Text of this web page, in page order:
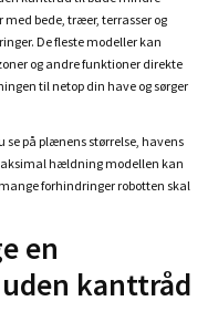
bede, træer, terrasser og
De fleste modeller kan
og andre funktioner direkte
til netop din have og sørger
se på plænens størrelse, havens
hældning modellen kan
forhindringer robotten skal
en
kanttråd